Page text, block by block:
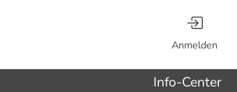
Anmelden
Info-Center